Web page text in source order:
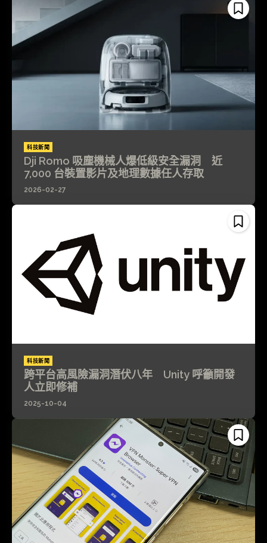
科技新聞
Dji Romo 吸塵機械人爆低級安全漏洞 近
7,000 台裝置影片及地理數據任人存取
2026-02-27
科技新聞
跨平台高風險漏洞潛伏八年 Unity 呼籲開發
人立即修補
2025-10-04